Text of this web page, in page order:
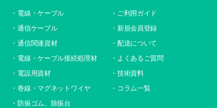
電線・ケーブル
通信ケーブル
通信関連資材
電線・ケーブル接続処理材
電設用資材
巻線・マグネットワイヤ
防振ゴム、除振台
ご利用ガイド
新規会員登録
配送について
よくあるご質問
技術資料
コラム一覧